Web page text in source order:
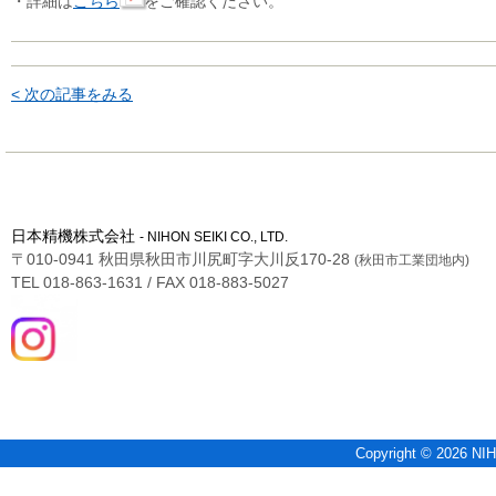
< 次の記事をみる
日本精機株式会社 - NIHON SEIKI CO., LTD.
〒010-0941 秋田県秋田市川尻町字大川反170-28 (秋田市工業団地内)
TEL 018-863-1631 / FAX 018-883-5027
Copyright © 2026